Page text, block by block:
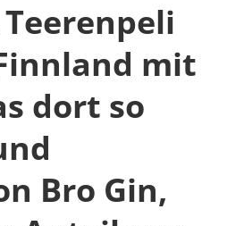
mit
dort so
Bro Gin,